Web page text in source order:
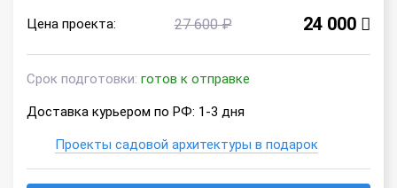
Цена проекта: 27 600 ₽ 24 000
Срок подготовки: готов к отправке
Доставка курьером по РФ: 1-3 дня
Проекты садовой архитектуры в подарок